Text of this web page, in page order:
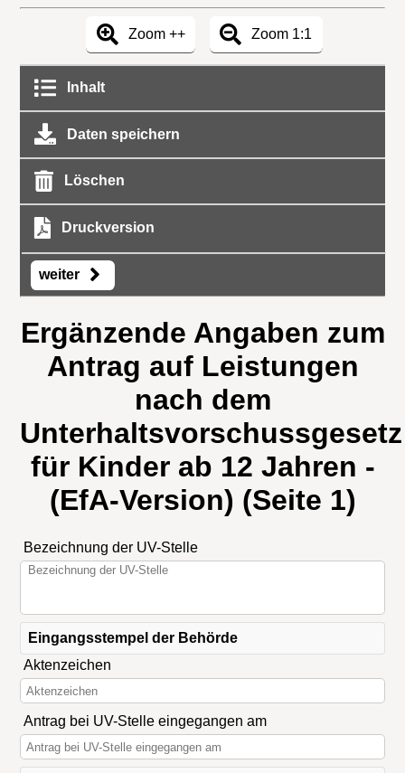
Zoom ++ Zoom 1:1
Inhalt
Daten speichern
Löschen
Druckversion
weiter
Ergänzende Angaben zum
Antrag auf Leistungen
nach dem
Unterhaltsvorschussgesetz
für Kinder ab 12 Jahren -
(EfA-Version) (Seite 1)
Bezeichnung der UV-Stelle
Eingangsstempel der Behörde
Aktenzeichen
Antrag bei UV-Stelle eingegangen am